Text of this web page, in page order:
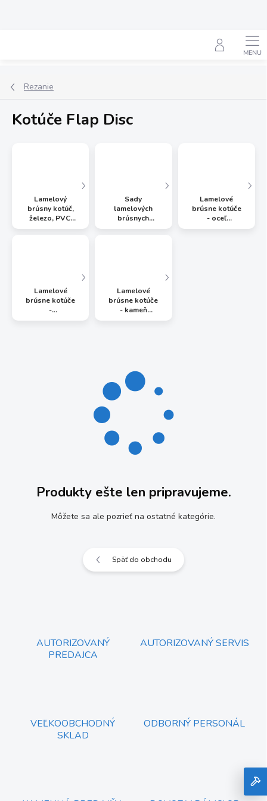
Hľadať
Rezanie
Kotúče Flap Disc
Lamelový
brúsny kotúč,
železo, PVC,
farebné kovy
Sady
lamelových
brúsnych
kotúčov
Lamelové
brúsne kotúče
- oceľ
„Corundum“
Lamelové
brúsne kotúče
-
nehrdzavejúca
Lamelové
brúsne kotúče
- kameň
„Silizium
Produkty ešte len pripravujeme.
Môžete sa ale pozrieť na ostatné kategórie.
Späť do obchodu
AUTORIZOVANÝ
PREDAJCA
AUTORIZOVANÝ SERVIS
VEĽKOOBCHODNÝ
SKLAD
ODBORNÝ PERSONÁL